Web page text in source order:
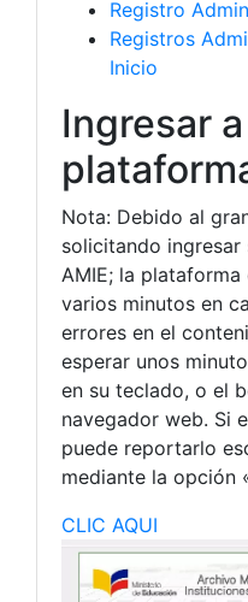
Registro
Registros
Inicio
Ingresar
Nota: Debido al
solicitando ingresar
AMIE; la
varios minutos en
errores en el
esperar unos
en su teclado, o el
navegador web. Si
puede reportarlo
mediante la opción
CLIC AQUI